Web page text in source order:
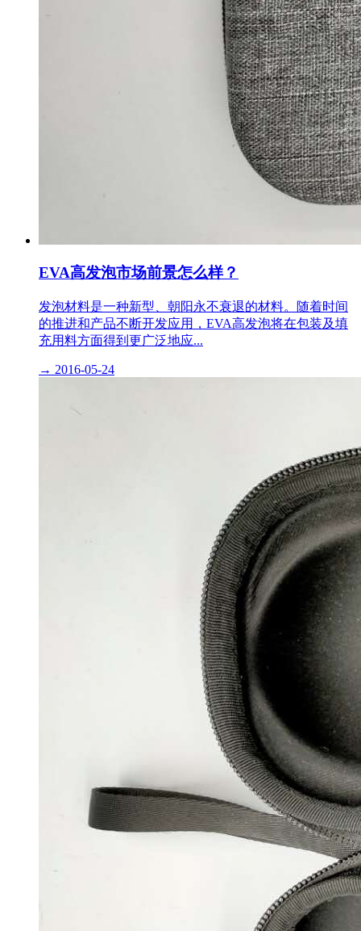
EVA高发泡市场前景怎么样？
发泡材料是一种新型、朝阳永不衰退的材料。随着时间
的推进和产品不断开发应用，EVA高发泡将在包装及填
充用料方面得到更广泛地应...
→ 2016-05-24